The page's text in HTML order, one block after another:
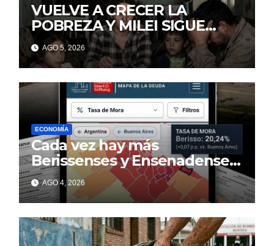
VUELVE A CRECER LA
POBREZA Y MILEI SIGUE
MINTIENDO
AGO 5, 2026
ECONOMÍA
Cada vez hay más
Berissenses y Ensenadenses
con deudas incobrables
AGO 4, 2026